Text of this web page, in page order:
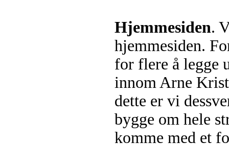
Hjemmesiden.
hjemmesiden.
for flere å legge
innom Arne
dette er vi
bygge om hele
komme med et